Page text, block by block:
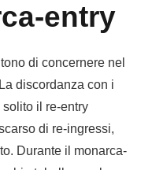
entry
di concernere nel
discordanza con i
il re-entry
di re-ingressi,
Durante il monarca-